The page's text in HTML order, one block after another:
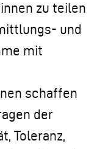
zu teilen
und
mit
schaffen
der
Toleranz,